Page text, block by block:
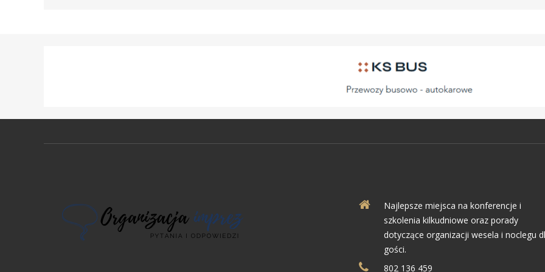
Najlepsze miejsca na konferencje i
szkolenia kilkudniowe oraz porady
dotyczące organizacji wesela i noclegu
gości.
802 136 459